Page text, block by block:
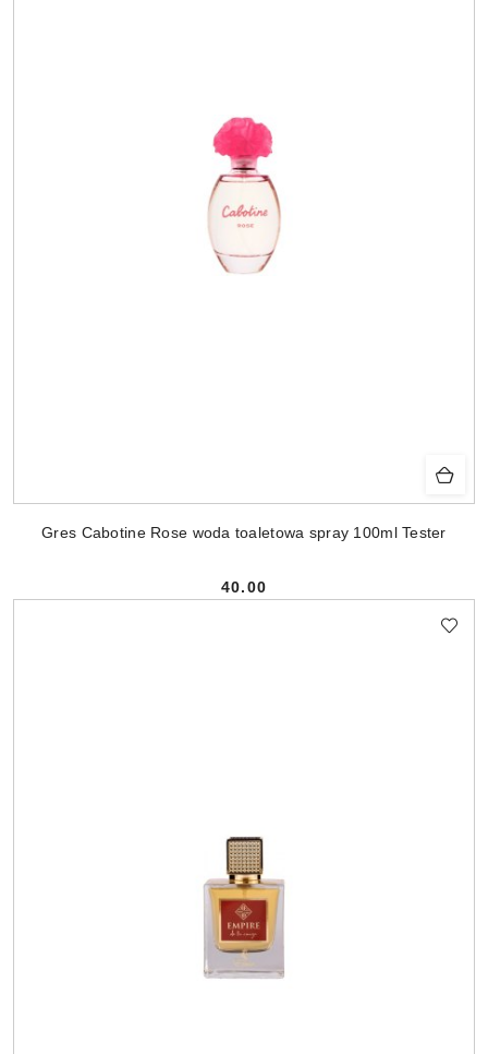
Gres Cabotine Rose woda toaletowa spray 100ml Tester
Cena:
40.00